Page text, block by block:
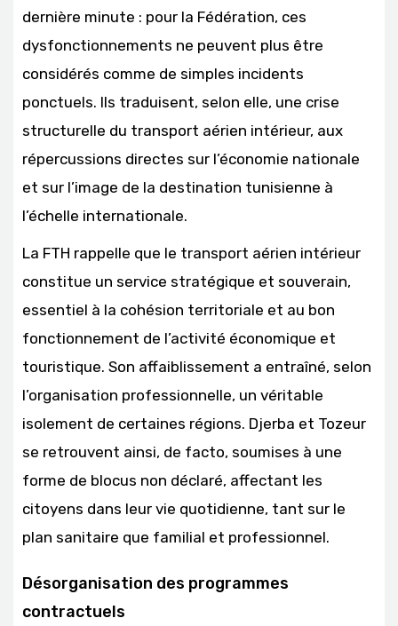
dernière minute : pour la Fédération, ces
dysfonctionnements ne peuvent plus être
considérés comme de simples incidents
ponctuels. Ils traduisent, selon elle, une crise
structurelle du transport aérien intérieur, aux
répercussions directes sur l’économie nationale
et sur l’image de la destination tunisienne à
l’échelle internationale.
La FTH rappelle que le transport aérien intérieur
constitue un service stratégique et souverain,
essentiel à la cohésion territoriale et au bon
fonctionnement de l’activité économique et
touristique. Son affaiblissement a entraîné, selon
l’organisation professionnelle, un véritable
isolement de certaines régions. Djerba et Tozeur
se retrouvent ainsi, de facto, soumises à une
forme de blocus non déclaré, affectant les
citoyens dans leur vie quotidienne, tant sur le
plan sanitaire que familial et professionnel.
Désorganisation des programmes
contractuels